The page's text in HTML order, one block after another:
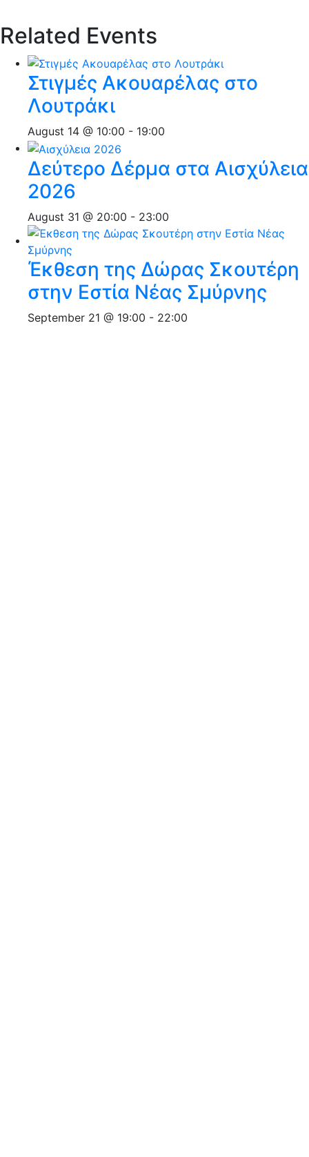
Related Events
Στιγμές Ακουαρέλας στο
Λουτράκι
August 14 @ 10:00 - 19:00
Δεύτερο Δέρμα στα Αισχύλεια
2026
August 31 @ 20:00 - 23:00
Έκθεση της Δώρας Σκουτέρη
στην Εστία Νέας Σμύρνης
September 21 @ 19:00 - 22:00